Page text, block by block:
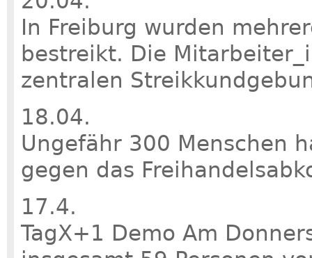
In Freiburg wurden
bestreikt. Die
zentralen
18.04.
Ungefähr 300 Menschen
gegen das
17.4.
TagX+1 Demo Am